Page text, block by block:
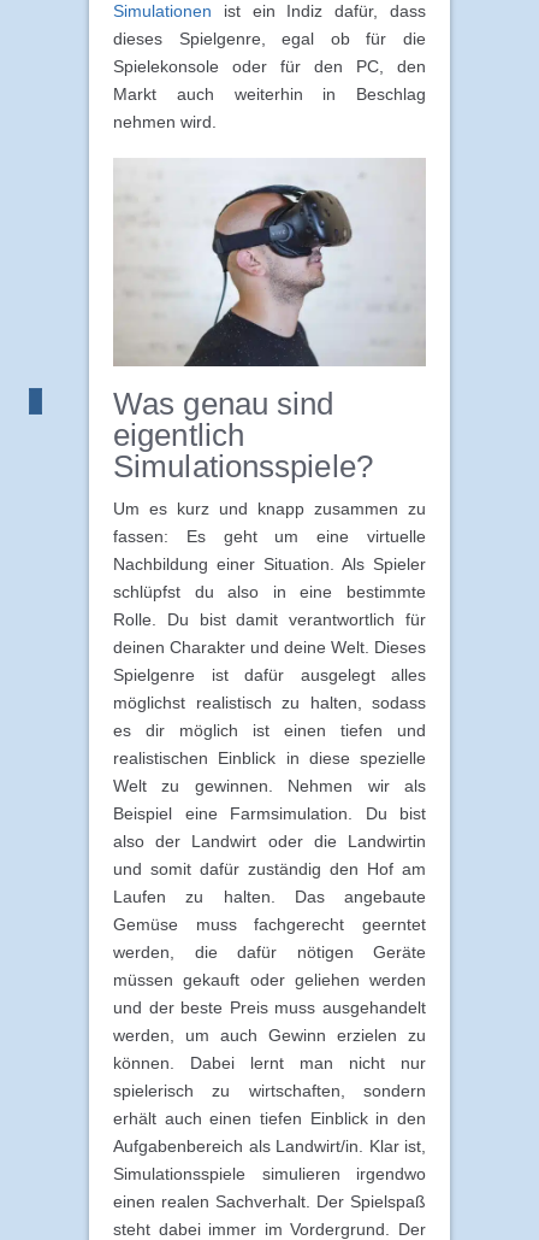
Simulationen ist ein Indiz dafür, dass
dieses Spielgenre, egal ob für die
Spielekonsole oder für den PC, den
Markt auch weiterhin in Beschlag
nehmen wird.
Was genau sind
eigentlich
Simulationsspiele?
Um es kurz und knapp zusammen zu
fassen: Es geht um eine virtuelle
Nachbildung einer Situation. Als Spieler
schlüpfst du also in eine bestimmte
Rolle. Du bist damit verantwortlich für
deinen Charakter und deine Welt. Dieses
Spielgenre ist dafür ausgelegt alles
möglichst realistisch zu halten, sodass
es dir möglich ist einen tiefen und
realistischen Einblick in diese spezielle
Welt zu gewinnen. Nehmen wir als
Beispiel eine Farmsimulation. Du bist
also der Landwirt oder die Landwirtin
und somit dafür zuständig den Hof am
Laufen zu halten. Das angebaute
Gemüse muss fachgerecht geerntet
werden, die dafür nötigen Geräte
müssen gekauft oder geliehen werden
und der beste Preis muss ausgehandelt
werden, um auch Gewinn erzielen zu
können. Dabei lernt man nicht nur
spielerisch zu wirtschaften, sondern
erhält auch einen tiefen Einblick in den
Aufgabenbereich als Landwirt/in. Klar ist,
Simulationsspiele simulieren irgendwo
einen realen Sachverhalt. Der Spielspaß
steht dabei immer im Vordergrund. Der